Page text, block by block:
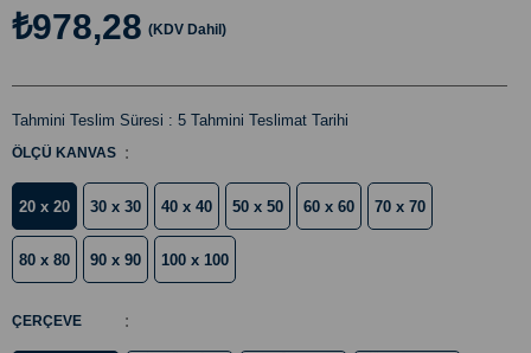
₺978,28 (KDV Dahil)
Tahmini Teslim Süresi : 5 Tahmini Teslimat Tarihi
ÖLÇÜ KANVAS :
20 x 20 30 x 30 40 x 40 50 x 50 60 x 60 70 x 70
80 x 80 90 x 90 100 x 100
ÇERÇEVE :